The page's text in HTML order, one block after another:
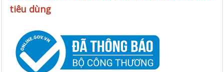
tiêu dùng